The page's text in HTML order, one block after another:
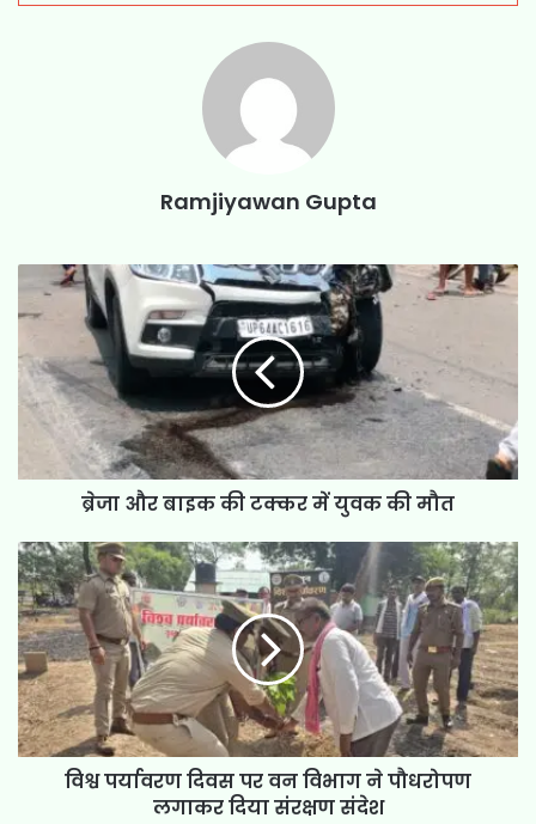
Ramjiyawan Gupta
ब्रेजा और बाइक की टक्कर में युवक की मौत
विश्व पर्यावरण दिवस पर वन विभाग ने पौधरोपण
लगाकर दिया संरक्षण संदेश